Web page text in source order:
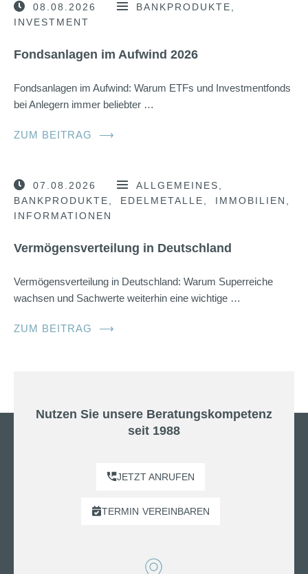
08.08.2026
BANKPRODUKTE
INVESTMENT
Fondsanlagen im Aufwind 2026
Fondsanlagen im Aufwind: Warum ETFs und Investmentfonds
bei Anlegern immer beliebter …
ZUM BEITRAG ⟶
07.08.2026
ALLGEMEINES
BANKPRODUKTE
EDELMETALLE
IMMOBILIEN
INFORMATIONEN
Vermögensverteilung in Deutschland
Vermögensverteilung in Deutschland: Warum Superreiche
wachsen und Sachwerte weiterhin eine wichtige …
ZUM BEITRAG ⟶
Nutzen Sie unsere Beratungskompetenz
seit 1988
JETZT ANRUFEN
TERMIN VEREINBAREN